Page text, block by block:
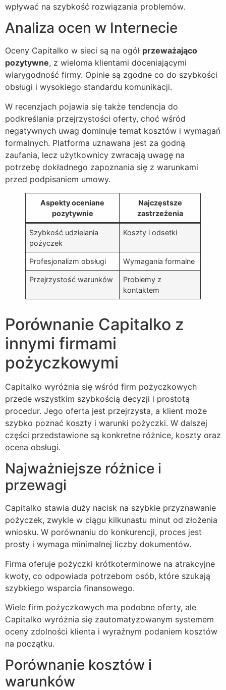
wpływać na szybkość rozwiązania problemów.
Analiza ocen w Internecie
Oceny Capitalko w sieci są na ogół przeważająco
pozytywne, z wieloma klientami doceniającymi
wiarygodność firmy. Opinie są zgodne co do szybkości
obsługi i wysokiego standardu komunikacji.
W recenzjach pojawia się także tendencja do
podkreślania przejrzystości oferty, choć wśród
negatywnych uwag dominuje temat kosztów i wymagań
formalnych. Platforma uznawana jest za godną
zaufania, lecz użytkownicy zwracają uwagę na
potrzebę dokładnego zapoznania się z warunkami
przed podpisaniem umowy.
Aspekty oceniane
pozytywnie
Najczęstsze
zastrzeżenia
Szybkość udzielania
pożyczek
Koszty i odsetki
Profesjonalizm obsługi Wymagania formalne
Przejrzystość warunków
Problemy z
kontaktem
Porównanie Capitalko z
innymi firmami
pożyczkowymi
Capitalko wyróżnia się wśród firm pożyczkowych
przede wszystkim szybkością decyzji i prostotą
procedur. Jego oferta jest przejrzysta, a klient może
szybko poznać koszty i warunki pożyczki. W dalszej
części przedstawione są konkretne różnice, koszty oraz
ocena obsługi.
Najważniejsze różnice i
przewagi
Capitalko stawia duży nacisk na szybkie przyznawanie
pożyczek, zwykle w ciągu kilkunastu minut od złożenia
wniosku. W porównaniu do konkurencji, proces jest
prosty i wymaga minimalnej liczby dokumentów.
Firma oferuje pożyczki krótkoterminowe na atrakcyjne
kwoty, co odpowiada potrzebom osób, które szukają
szybkiego wsparcia finansowego.
Wiele firm pożyczkowych ma podobne oferty, ale
Capitalko wyróżnia się zautomatyzowanym systemem
oceny zdolności klienta i wyraźnym podaniem kosztów
na początku.
Porównanie kosztów i
warunków